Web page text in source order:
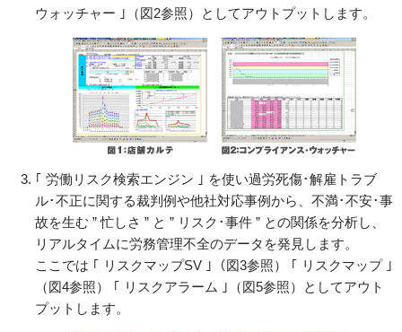
ウォッチャー ｣（図2参照）としてアウトプットします。
｢ 労働リスク検索エンジン ｣ を使い過労死傷･解雇トラブ
ル･不正に関する裁判例や他社対応事例から、不満･不安･事
故を生む ” 忙しさ ” と ” リスク･事件 ” との関係を分析し、
リアルタイムに労務管理不全のデータを発見します。
ここでは ｢ リスクマップSV ｣（図3参照） ｢ リスクマップ ｣
（図4参照） ｢ リスクアラーム ｣（図5参照）としてアウト
プットします。